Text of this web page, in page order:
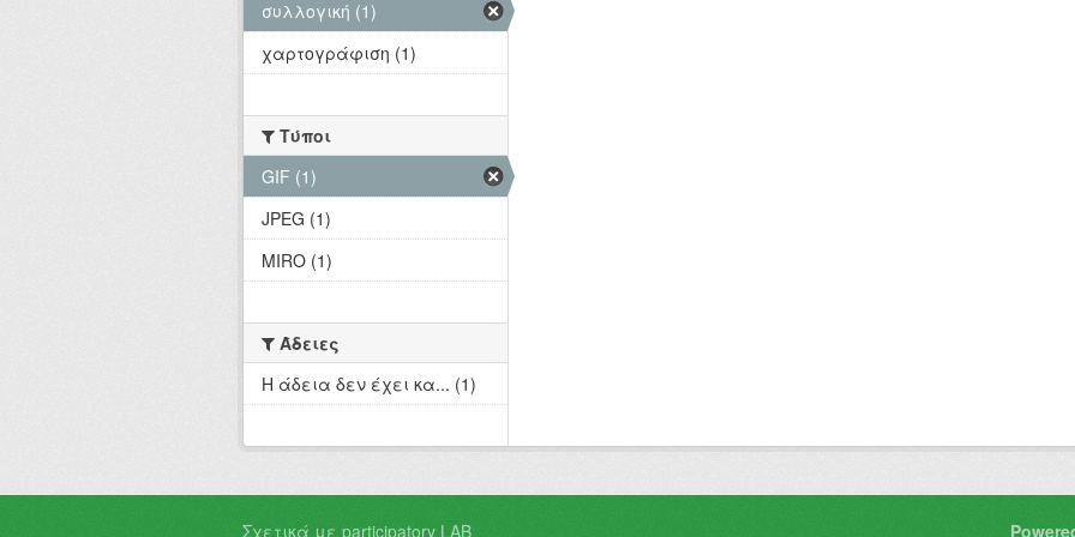
συλλογική (1)
χαρτογράφιση (1)
Τύποι
GIF (1)
JPEG (1)
MIRO (1)
Άδειες
Η άδεια δεν έχει κα... (1)
Σχετικά με participatory LAB